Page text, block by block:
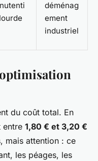
déménag
ement
industriel
du coût total. En
entre 1,80 € et 3,20 €
mais attention : ce
les péages, les